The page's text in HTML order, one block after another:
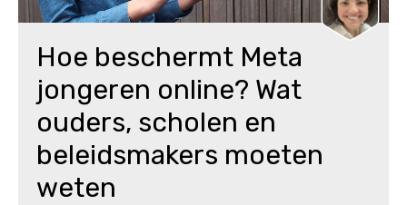
Hoe beschermt Meta
jongeren online? Wat
ouders, scholen en
beleidsmakers moeten
weten